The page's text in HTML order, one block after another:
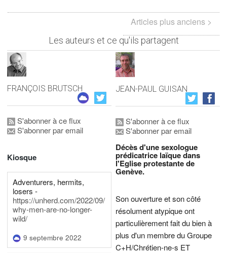
Articles plus anciens >
Les auteurs et ce qu'ils partagent
FRANÇOIS BRUTSCH
S'abonner à ce flux
S'abonner par email
Kiosque
Adventurers, hermits,
losers -
https://unherd.com/2022/09/
why-men-are-no-longer-
wild/
9 septembre 2022
JEAN-PAUL GUISAN
S'abonner à ce flux
S'abonner par email
Décès d'une sexologue
prédicatrice laïque dans
l'Eglise protestante de
Genève.
Son ouverture et son côté
résolument atypique ont
particulièrement fait du bien à
plus d'un membre du Groupe
C+H/Chrétien-ne-s ET